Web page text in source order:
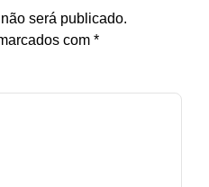
será publicado.
com *